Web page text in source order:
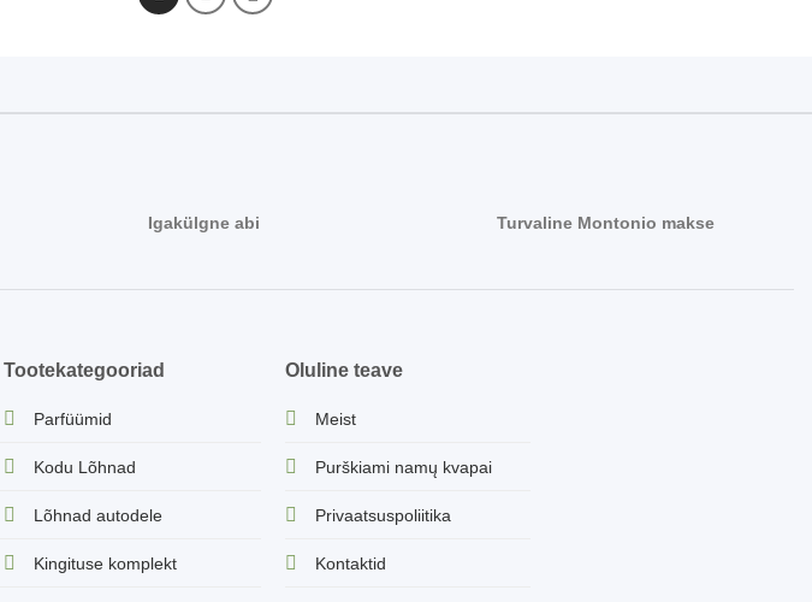
Igakülgne abi Turvaline Montonio makse
Tootekategooriad
Parfüümid
Kodu Lõhnad
Lõhnad autodele
Kingituse komplekt
Oluline teave
Meist
Purškiami namų kvapai
Privaatsuspoliitika
Kontaktid